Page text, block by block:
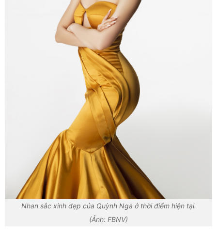
Nhan sắc xinh đẹp của Quỳnh Nga ở thời điểm hiện tại.
(Ảnh: FBNV)